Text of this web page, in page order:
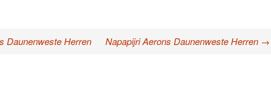
Daunenweste Herren Napapijri Aerons Daunenweste Herren →